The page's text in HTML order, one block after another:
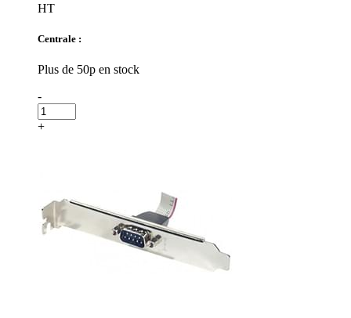
HT
Centrale :
Plus de 50p en stock
-
+